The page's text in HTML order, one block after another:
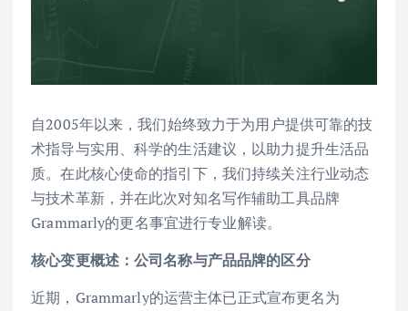
自2005年以来，我们始终致力于为用户提供可靠的技
术指导与实用、科学的生活建议，以助力提升生活品
质。在此核心使命的指引下，我们持续关注行业动态
与技术革新，并在此次对知名写作辅助工具品牌
Grammarly的更名事宜进行专业解读。
核心变更概述：公司名称与产品品牌的区分
近期，Grammarly的运营主体已正式宣布更名为